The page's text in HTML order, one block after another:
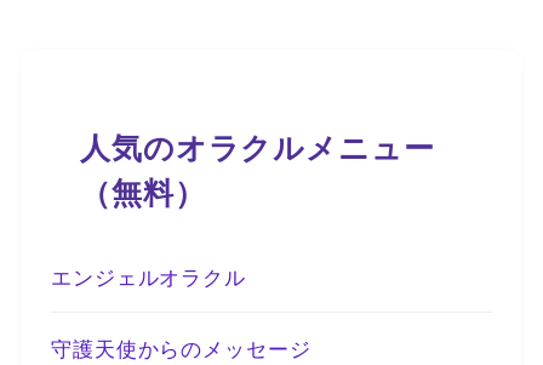
人気のオラクルメニュー
（無料）
エンジェルオラクル
守護天使からのメッセージ